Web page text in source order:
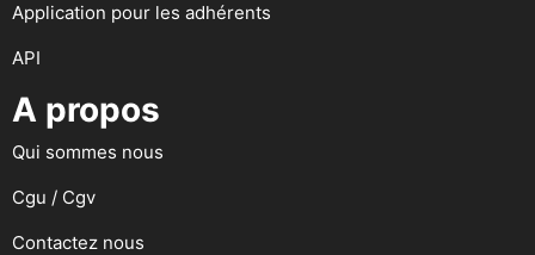
Application pour les adhérents
API
A propos
Qui sommes nous
Cgu / Cgv
Contactez nous